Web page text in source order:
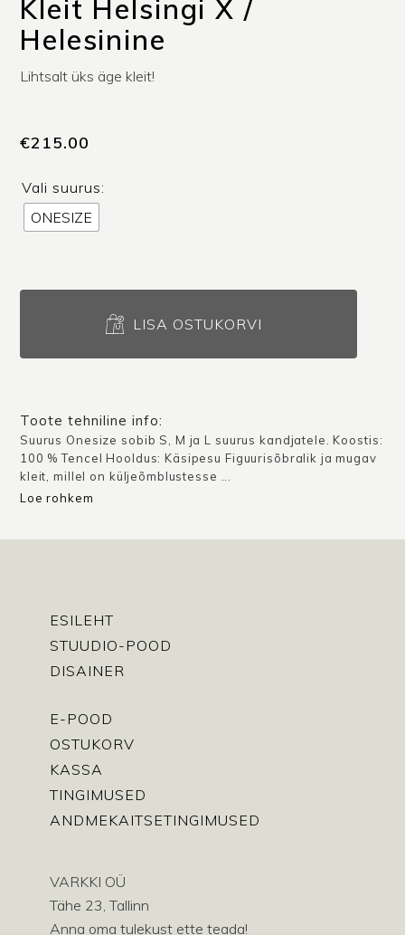
Kleit Helsingi X /
Helesinine
Lihtsalt üks äge kleit!
€215.00
Vali suurus:
ONESIZE
kogus
LISA OSTUKORVI
Toote tehniline info:
Suurus Onesize sobib S, M ja L suurus kandjatele. Koostis:
100 % Tencel Hooldus: Käsipesu Figuurisõbralik ja mugav
kleit, millel on küljeõmblustesse ...
Loe rohkem
ESILEHT
STUUDIO-POOD
DISAINER
E-POOD
OSTUKORV
KASSA
TINGIMUSED
ANDMEKAITSETINGIMUSED
VARKKI OÜ
Tähe 23, Tallinn
Anna oma tulekust ette teada!